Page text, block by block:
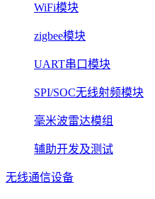
WiFi模块
zigbee模块
UART串口模块
SPI/SOC无线射频模块
毫米波雷达模组
辅助开发及测试
无线通信设备